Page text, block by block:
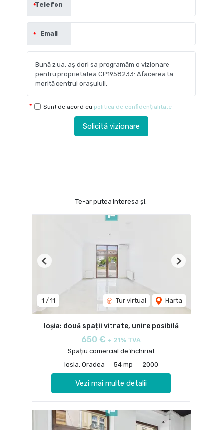
Telefon
Email
Sunt de acord cu politica de confidențialitate
Solicită vizionare
Te-ar putea interesa și:
1 / 11 Tur virtual Harta
Previous Next
Ioșia: două spații vitrate, unire posibilă
650 € + 21% TVA
Spațiu comercial de închiriat
Iosia, Oradea
54 mp 2000
Vezi mai multe detalii